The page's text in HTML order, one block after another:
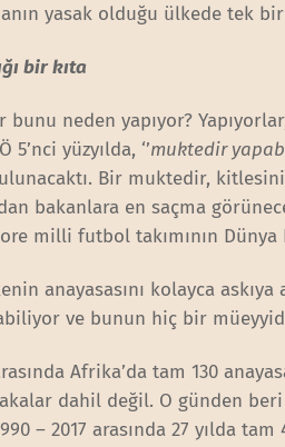
yasak olduğu ülkede tek
bir kıta
bunu neden yapıyor?
5’nci yüzyılda, ‘’muktedir
Bir muktedir,
bakanlara en saçma
milli futbol takımının Dünya
anayasasını kolayca
ve bunun hiç bir
Afrika’da tam 130
dahil değil. O günden
– 2017 arasında 27 yılda